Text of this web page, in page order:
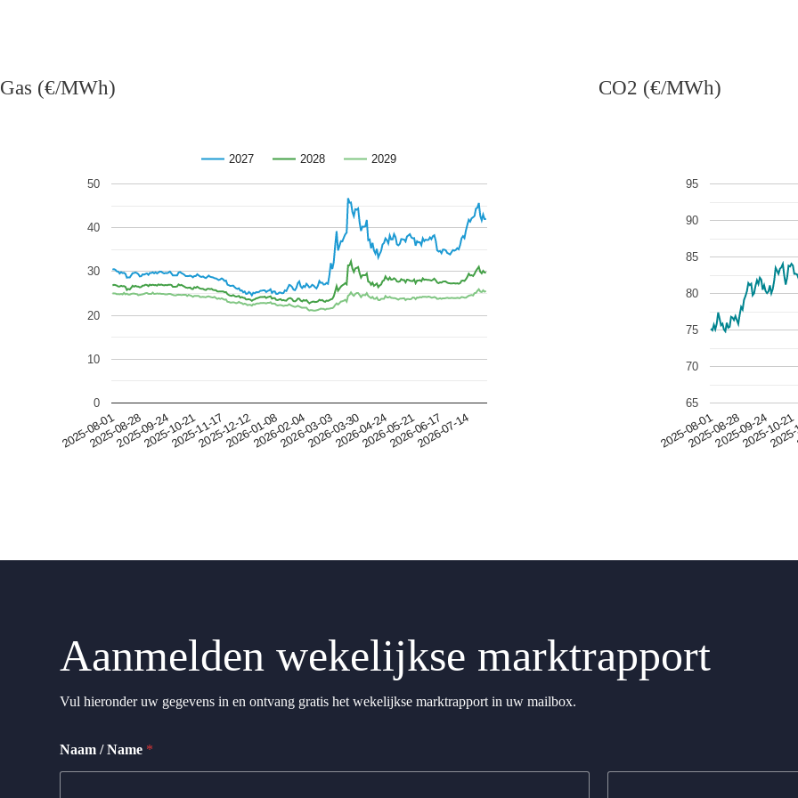
Gas (€/MWh)
2027 2028 2029
2025-08-01
2025-08-282025-09-242025-10-212025-11-172025-12-122026-01-082026-02-042026-03-032026-03-302026-04-242026-05-212026-06-17
2026-07-14
0
10
20
30
40
50
CO2 (€/MWh)
2025-08-01
2025-08-282025-09-242025-10-21
65
70
75
80
85
90
95
Aanmelden wekelijkse marktrapport
Vul hieronder uw gegevens in en ontvang gratis het wekelijkse marktrapport in uw mailbox.
Naam / Name *